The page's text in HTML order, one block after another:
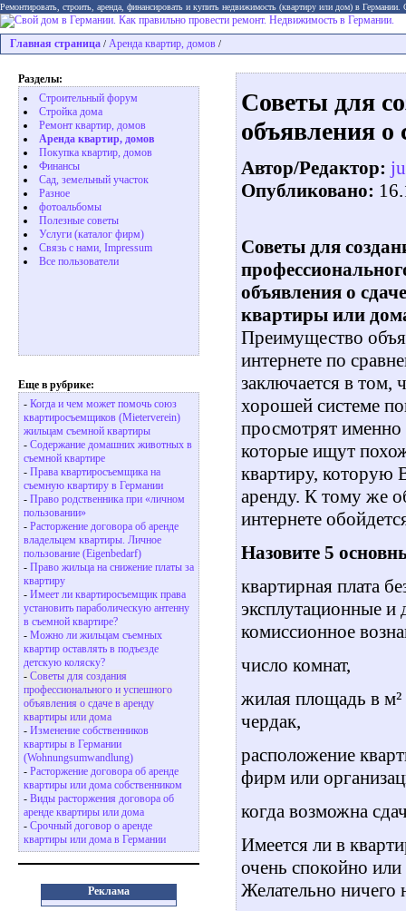
Ремонтировать, строить, аренда, финансировать и купить недвижимость (квартиру или дом) в
Главная страница / Аренда квартир, домов /
Разделы:
Строительный форум
Стройка дома
Ремонт квартир, домов
Аренда квартир, домов
Покупка квартир, домов
Финансы
Сад, земельный участок
Разное
фотоальбомы
Полезные советы
Услуги (каталог фирм)
Связь с нами, Impressum
Все пользователи
Еще в рубрике:
- Когда и чем может помочь союз
квартиросъемщиков (Mieterverein)
жильцам съемной квартиры
- Содержание домашних животных в
съемной квартире
- Права квартиросъемщика на
съемную квартиру в Германии
- Право родственника при «личном
пользовании»
- Расторжение договора об аренде
владельцем квартиры. Личное
пользование (Eigenbedarf)
- Право жильца на снижение платы за
квартиру
- Имеет ли квартиросъемщик права
установить параболическую антенну
в съемной квартире?
- Можно ли жильцам съемных
квартир оставлять в подъезде
детскую коляску?
- Советы для создания
профессионального и успешного
объявления о сдаче в аренду
квартиры или дома
- Изменение собственников
квартиры в Германии
(Wohnungsumwandlung)
- Расторжение договора об аренде
квартиры или дома собственником
- Виды расторжения договора об
аренде квартиры или дома
- Срочный договор о аренде
квартиры или дома в Германии
Реклама
Советы для
объявления о
Автор/Редактор:
Опубликовано:
Советы для
объявления о
квартиры или
Преимущество
интернете по
заключается в том,
хорошей системе
просмотрят
которые ищут
квартиру, которую
аренду. К тому же
интернете
Назовите 5
квартирная плата
эксплутационные и
комиссионное
число комнат,
жилая площадь в м²
чердак,
расположение
фирм или
когда возможна
Имеется ли в
очень спокойно
Желательно ничего